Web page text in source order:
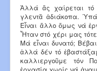
Ἀλλά ἄς χαίρεται
γλεντᾶ ἀδιάκοπα.
Εἶναι ἄλλο ὅμως νά
Ἦταν στό χέρι μας
Μά εἶναι δυνατό;
ἀλλά δέν τό
καλλιεργοῦμε τόν